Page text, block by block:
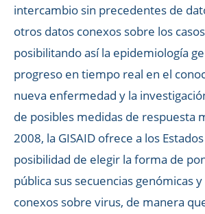
intercambio sin precedentes de
otros datos conexos sobre los
posibilitando así la epidemiología
progreso en tiempo real en el
nueva enfermedad y la
de posibles medidas de respuesta
2008, la GISAID ofrece a los
posibilidad de elegir la forma de
pública sus secuencias genómicas
conexos sobre virus, de manera